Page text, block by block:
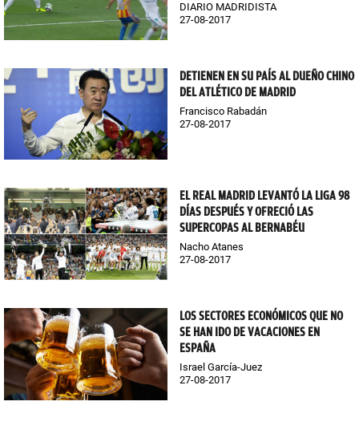
DIARIO MADRIDISTA
27-08-2017
DETIENEN EN SU PAÍS AL DUEÑO CHINO
DEL ATLÉTICO DE MADRID
Francisco Rabadán
27-08-2017
EL REAL MADRID LEVANTÓ LA LIGA 98
DÍAS DESPUÉS Y OFRECIÓ LAS
SUPERCOPAS AL BERNABÉU
Nacho Atanes
27-08-2017
LOS SECTORES ECONÓMICOS QUE NO
SE HAN IDO DE VACACIONES EN
ESPAÑA
Israel García-Juez
27-08-2017